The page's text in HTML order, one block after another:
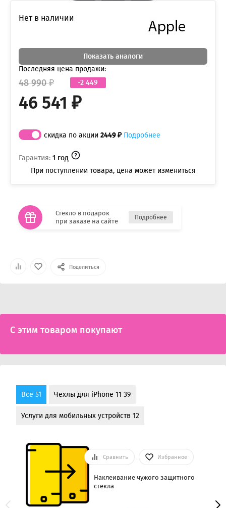
Поделиться
Нет в наличии
Показать аналоги
Гарантия: 1 год
Последняя цена продажи:
-2 449
48 990 ₽
46 541 ₽
скидка по акции 2449 ₽ Подробнее
При поступлении товара, цена может измениться
Стекло в подарок
при заказе на сайте
Подробнее
С этим товаром покупают
Все 51 Чехлы для iPhone 11 39
Услуги для мобильных устройств 12
Сравнить Избранное
Наклеивание чужого защитного
стекла